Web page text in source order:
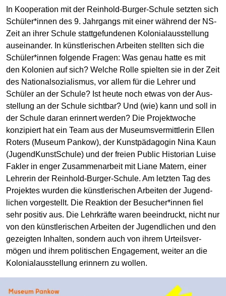
In Kooperation mit der Reinhold-Burger-Schule setzten sich
Schüler­*innen des 9. Jahr­gangs mit einer während der NS-
Zeit an ihrer Schule stattgefundenen Kolonial­aus­stellung
auseinander. In künst­lerischen Arbeiten stellten sich die
Schüler*innen folgende Fragen: Was genau hatte es mit
den Kolonien auf sich? Welche Rolle spielten sie in der Zeit
des National­sozialismus, vor allem für die Lehrer und
Schüler an der Schule? Ist heute noch etwas von der Aus­
stellung an der Schule sichtbar? Und (wie) kann und soll in
der Schule daran erinnert werden? Die Projekt­woche
konzipiert hat ein Team aus der Museums­ver­mittlerin Ellen
Roters (Museum Pankow), der Kunst­pädagogin Nina Kaun
(JugendKunstSchule) und der freien Public Historian Luise
Fakler in enger Zusammen­arbeit mit Liane Matern, einer
Lehrerin der Reinhold-Burger-Schule. Am letzten Tag des
Projektes wurden die künst­lerischen Arbeiten der Jugend­
lichen vorgestellt. Die Reaktion der Besucher­*innen fiel
sehr positiv aus. Die Lehr­kräfte waren beeindruckt, nicht nur
von den künst­lerischen Arbeiten der Jugend­lichen und den
gezeigten Inhalten, sondern auch von ihrem Urteils­ver­
mögen und ihrem politischen Engagement, weiter an die
Kolonial­aus­stellung erinnern zu wollen.